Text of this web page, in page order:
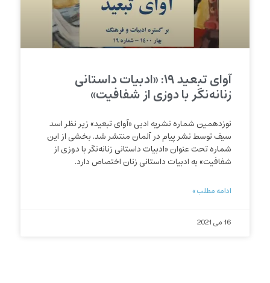
آوای تبعید ۱۹: «ادبیات داستانی
زنانه‌نگر با دوزی از شفافیت»
نوزدهمین شماره نشریه ادبی «آوای تبعید» زیر نظر اسد
سیف توسط نشر پیام در آلمان منتشر شد. بخشی از این
شماره تحت عنوان «ادبیات داستانی زنانه‌نگر با دوزی از
شفافیت» به ادبیات داستانی زنان اختصاص دارد.
ادامه مطلب »
16 می 2021